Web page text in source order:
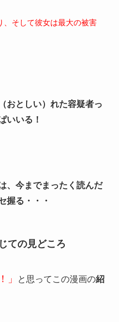
、そして彼女は最大の被害
おとしい）れた容疑者っ
いいる！
、今までまったく読んだ
握る・・・
ての見どころ
」 と思ってこの漫画の紹